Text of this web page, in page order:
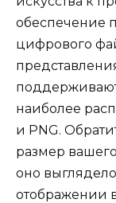
обеспечение
цифрового
наиболее
и PNG.
размер
оно
отображении